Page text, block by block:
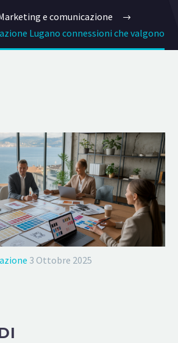
e comunicazione
Lugano connessioni che valgono
3 Ottobre 2025